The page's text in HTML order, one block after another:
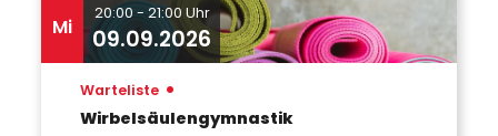
Mi
20:00 - 21:00 Uhr
09.09.2026
Wirbelsäulengymnastik
Warteliste •